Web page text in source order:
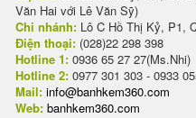
Văn Hai với Lê Văn Sỹ)
Chi nhánh: Lô C Hồ Thị Kỷ, P1,
Điện thoại: (028)22 298 398
Hotline 1: 0936 65 27 27(Ms.Nhi)
Hotline 2: 0977 301 303 - 0933
Mail: info@banhkem360.com
Web: banhkem360.com